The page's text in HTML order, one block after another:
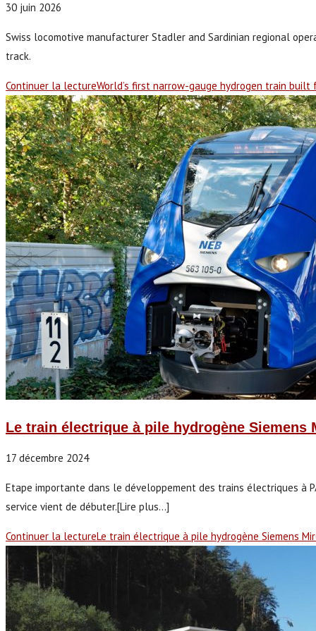
30 juin 2026
Swiss locomotive manufacturer Stadler and Sardinian regional
track.
Continuer la lectureWorld’s first narrow-gauge hydrogen train built
Le train électrique à pile hydrogène Siemens
17 décembre 2024
Etape importante dans le développement des trains électriques à
service vient de débuter.[Lire plus...]
Continuer la lectureLe train électrique à pile hydrogène Siemens